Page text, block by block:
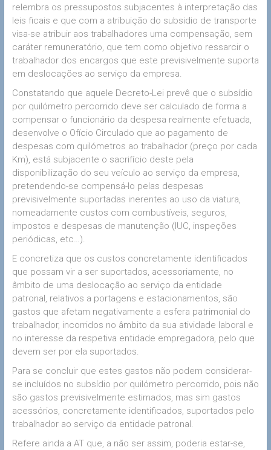
relembra os pressupostos subjacentes à interpretação das
leis ficais e que com a atribuição do subsidio de transporte
visa-se atribuir aos trabalhadores uma compensação, sem
caráter remuneratório, que tem como objetivo ressarcir o
trabalhador dos encargos que este previsivelmente suporta
em deslocações ao serviço da empresa.
Constatando que aquele Decreto-Lei prevê que o subsídio
por quilómetro percorrido deve ser calculado de forma a
compensar o funcionário da despesa realmente efetuada,
desenvolve o Ofício Circulado que ao pagamento de
despesas com quilómetros ao trabalhador (preço por cada
Km), está subjacente o sacrifício deste pela
disponibilização do seu veículo ao serviço da empresa,
pretendendo-se compensá-lo pelas despesas
previsivelmente suportadas inerentes ao uso da viatura,
nomeadamente custos com combustíveis, seguros,
impostos e despesas de manutenção (IUC, inspeções
periódicas, etc…).
E concretiza que os custos concretamente identificados
que possam vir a ser suportados, acessoriamente, no
âmbito de uma deslocação ao serviço da entidade
patronal, relativos a portagens e estacionamentos, são
gastos que afetam negativamente a esfera patrimonial do
trabalhador, incorridos no âmbito da sua atividade laboral e
no interesse da respetiva entidade empregadora, pelo que
devem ser por ela suportados.
Para se concluir que estes gastos não podem considerar-
se incluídos no subsídio por quilómetro percorrido, pois não
são gastos previsivelmente estimados, mas sim gastos
acessórios, concretamente identificados, suportados pelo
trabalhador ao serviço da entidade patronal.
Refere ainda a AT que, a não ser assim, poderia estar-se,